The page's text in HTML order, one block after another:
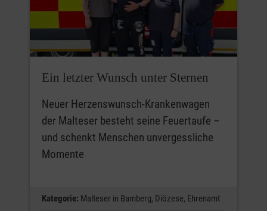
Ein letzter Wunsch unter Sternen
Neuer Herzenswunsch-Krankenwagen
der Malteser besteht seine Feuertaufe –
und schenkt Menschen unvergessliche
Momente
Kategorie: Malteser in Bamberg, Diözese, Ehrenamt